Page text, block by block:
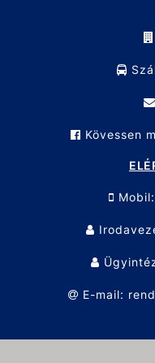
Kövessen
E-mail: